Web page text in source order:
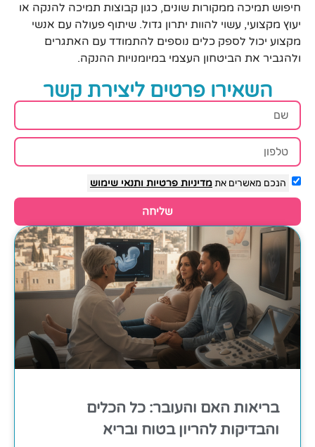
חיפוש תמיכה ממקורות שונים, כגון קבוצות תמיכה להנקה או
יעוץ מקצועי, עשוי להוות יתרון גדול. שיתוף פעולה עם אנשי
מקצוע יכול לספק כלים נוספים להתמודד עם האתגרים
ולהגביר את הביטחון העצמי במיומנויות ההנקה.
השאירו פרטים ליצירת קשר
הנכם מאשרים אתמדיניות פרטיות ותנאי שימוש
שליחה
בריאות האם והעובר: כל הכלים
והבדיקות להריון בטוח ובריא